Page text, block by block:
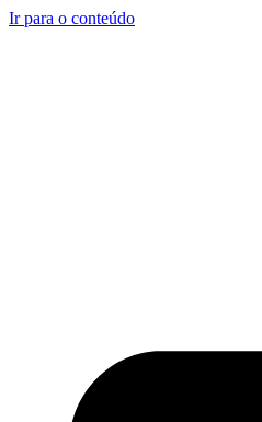
Ir para o conteúdo